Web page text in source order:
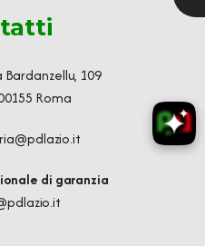
109
Roma
di garanzia